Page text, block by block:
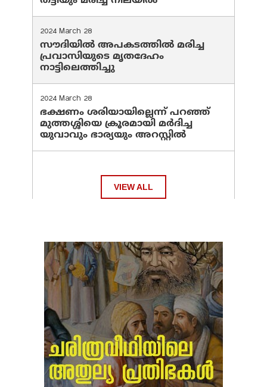
2024 March 28
സൗദിയില്‍ അപകടത്തില്‍ മരിച്ച
പ്രവാസിയുടെ മൃതദേഹം
നാട്ടിലെത്തിച്ചു
2024 March 28
ഭക്ഷണം ശരിയായില്ലെന്ന് പറഞ്ഞ്
മുത്തശ്ശിയെ ക്രൂരമായി മര്‍ദിച്ച
യുവാവും ഭാര്യയും അറസ്റ്റില്‍
VIEW ALL